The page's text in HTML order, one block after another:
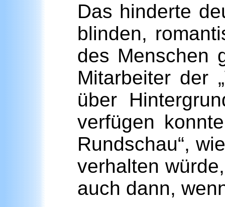
Das hinderte
blinden,
des Menschen
Mitarbeiter der
über
verfügen
Rundschau“,
verhalten
auch dann,